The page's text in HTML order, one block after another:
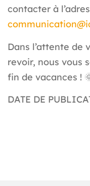
contacter à
Dans l’attente de
revoir, nous vous
fin de vacances !
DATE DE